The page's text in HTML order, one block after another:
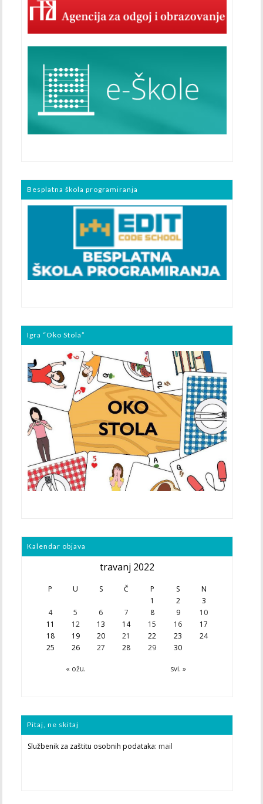
Besplatna škola programiranja
Igra “Oko Stola”
Kalendar objava
travanj 2022
P U S Č P S N
« ožu. svi. »
1 2
3
4
5 6 7 8 9
10
11
12 13 14 15 16
17
18
19 20 21 22 23
24
25
26 27 28 29 30
Pitaj, ne skitaj
Službenik za zaštitu osobnih podataka: mail